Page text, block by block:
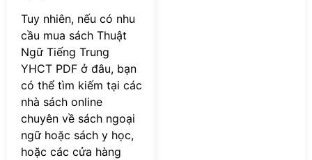
Tuy nhiên, nếu có nhu
cầu mua sách Thuật
Ngữ Tiếng Trung
YHCT PDF ở đâu, bạn
có thể tìm kiếm tại các
nhà sách online
chuyên về sách ngoại
ngữ hoặc sách y học,
hoặc các cửa hàng